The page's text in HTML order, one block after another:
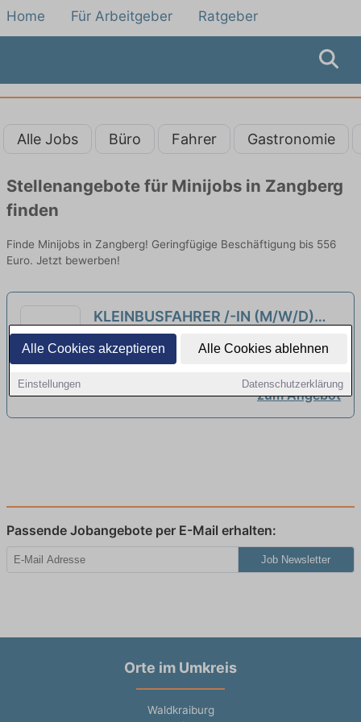
Alle Cookies akzeptieren Alle Cookies ablehnen
Einstellungen Datenschutzerklärung
Home Für Arbeitgeber Ratgeber
Alle Jobs Büro Fahrer Gastronomie
Stellenangebote für Minijobs in Zangberg
finden
Finde Minijobs in Zangberg! Geringfügige Beschäftigung bis 556
Euro. Jetzt bewerben!
KLEINBUSFAHRER /-IN (M/W/D)
FÜR TRANSFERFAHRTEN ALS
MINIJOB neu
Marx Reisen | Burghausen
zum Angebot
Passende Jobangebote per E-Mail erhalten:
Job Newsletter
Orte im Umkreis
Waldkraiburg